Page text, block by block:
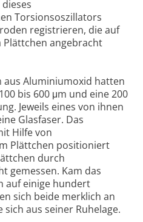
Torsionsoszillators
registrieren, die auf
angebracht
aus Aluminiumoxid hatten
bis 600 μm und eine 200
Jeweils eines von ihnen
Glasfaser. Das
Hilfe von
Plättchen positioniert
durch
gemessen. Kam das
auf einige hundert
sich beide merklich an
aus seiner Ruhelage.